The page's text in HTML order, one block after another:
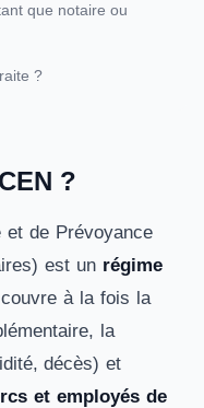
que notaire ou
?
?
de Prévoyance
est un régime
à la fois la
la
décès) et
et employés de